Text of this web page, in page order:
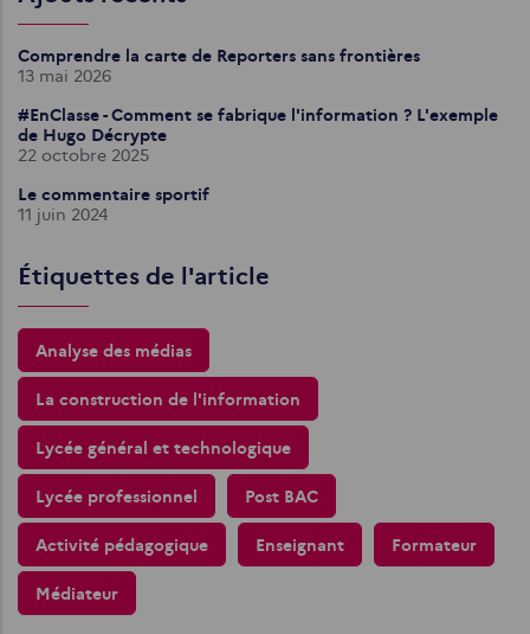
Comprendre la carte de Reporters sans frontières
13 mai 2026
#EnClasse - Comment se fabrique l'information ? L'exemple
de Hugo Décrypte
22 octobre 2025
Le commentaire sportif
11 juin 2024
Étiquettes de l'article
Analyse des médias
La construction de l'information
Lycée général et technologique
Lycée professionnel Post BAC
Activité pédagogique Enseignant Formateur
Médiateur